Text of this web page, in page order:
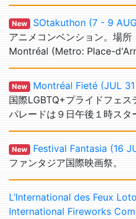
New
SOtakuthon (7 - 9
アニメコンベンション。場
Montréal (Metro: Place-
New
Montréal Fieté (JUL
国際LGBTQ+プライドフェス
パレードは９日午後１時スタ
New
Festival Fantasia (16
ファンタジア国際映画祭。
L’International des Feux
International Fireworks